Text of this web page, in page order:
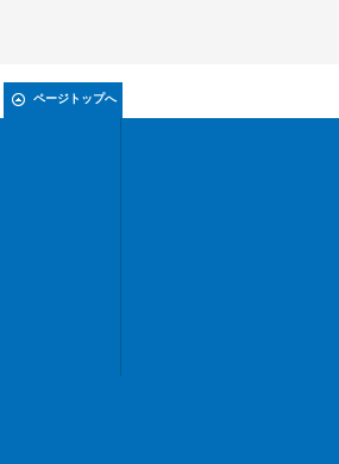
ページトップへ